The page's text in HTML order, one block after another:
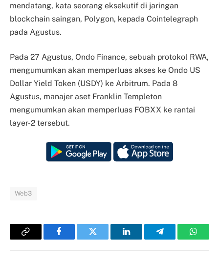
mendatang, kata seorang eksekutif di jaringan
blockchain saingan, Polygon, kepada Cointelegraph
pada Agustus.
Pada 27 Agustus, Ondo Finance, sebuah protokol RWA,
mengumumkan akan memperluas akses ke Ondo US
Dollar Yield Token (USDY) ke Arbitrum. Pada 8
Agustus, manajer aset Franklin Templeton
mengumumkan akan memperluas FOBXX ke rantai
layer-2 tersebut.
Web3
Copy
FacebookTwitter LinkedInTelegram